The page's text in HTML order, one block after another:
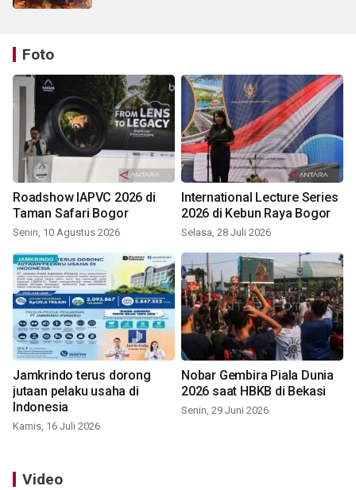
Foto
Roadshow IAPVC 2026 di
Taman Safari Bogor
Senin, 10 Agustus 2026
International Lecture Series
2026 di Kebun Raya Bogor
Selasa, 28 Juli 2026
Jamkrindo terus dorong
jutaan pelaku usaha di
Indonesia
Kamis, 16 Juli 2026
Nobar Gembira Piala Dunia
2026 saat HBKB di Bekasi
Senin, 29 Juni 2026
Video